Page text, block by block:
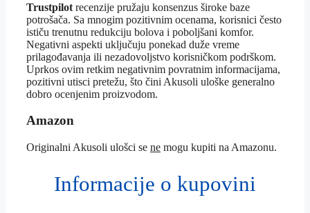
Trustpilot recenzije pružaju konsenzus široke baze
potrošača. Sa mnogim pozitivnim ocenama, korisnici često
ističu trenutnu redukciju bolova i poboljšani komfor.
Negativni aspekti uključuju ponekad duže vreme
prilagođavanja ili nezadovoljstvo korisničkom podrškom.
Uprkos ovim retkim negativnim povratnim informacijama,
pozitivni utisci pretežu, što čini Akusoli uloške generalno
dobro ocenjenim proizvodom.
Amazon
Originalni Akusoli ulošci se ne mogu kupiti na Amazonu.
Informacije o kupovini